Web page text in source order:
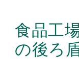
食品工
の後ろ